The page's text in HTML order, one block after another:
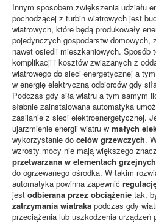
Innym sposobem zwiększenia udziału
pochodzącej z turbin wiatrowych jest
wiatrowych, które będą produkowały
pojedynczych gospodarstw domowych,
nawet osiedli mieszkaniowych. Sposób
komplikacji i kosztów związanych z
wiatrowego do sieci energetycznej a
w energię elektryczną odbiorców gdy
Podczas gdy siła wiatru a tym samym
słabnie zainstalowana automatyka
zasilanie z sieci elektroenergetycznej.
ujarzmienie energii wiatru w małych
wykorzystanie do celów grzewczych.
wzrosty mocy nie mają większego
przetwarzana w elementach
do ogrzewanego ośrodka. W takim
automatyka powinna zapewnić
jest odbierana przez obciążenie tak,
zatrzymania wiatraka podczas gdy
przeciążenia lub uszkodzenia urządzeń